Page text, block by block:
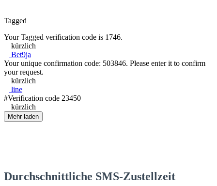
Tagged
Your Tagged verification code is 1746.
kürzlich
Bet9ja
Your unique confirmation code: 503846. Please enter it to confirm
your request.
kürzlich
line
#Verification code 23450
kürzlich
Mehr laden
Durchschnittliche SMS-Zustellzeit